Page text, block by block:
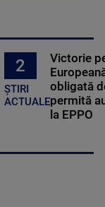
2
ȘTIRI
ACTUALE
Victorie
obligată
permită
la EPPO